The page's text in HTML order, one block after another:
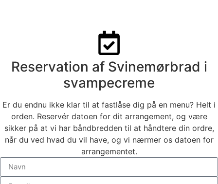
Reservation af Svinemørbrad i
svampecreme
Er du endnu ikke klar til at fastlåse dig på en menu? Helt i
orden. Reservér datoen for dit arrangement, og være
sikker på at vi har båndbredden til at håndtere din ordre,
når du ved hvad du vil have, og vi nærmer os datoen for
arrangementet.